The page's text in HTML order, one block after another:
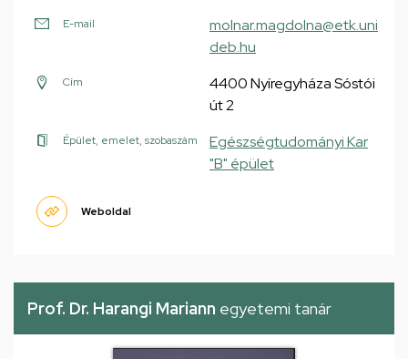
E-mail
molnar.magdolna@etk.uni
deb.hu
Cím
4400 Nyíregyháza Sóstói
út 2
Épület, emelet, szobaszám
Egészségtudományi Kar
"B" épület
Weboldal
Prof. Dr. Harangi Mariann egyetemi tanár